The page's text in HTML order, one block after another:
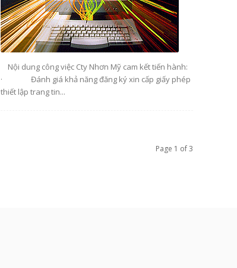
Nội dung công việc Cty Nhơn Mỹ cam kết tiến hành:
· Đánh giá khả năng đăng ký xin cấp giấy phép
thiết lập trang tin...
Page 1 of 3